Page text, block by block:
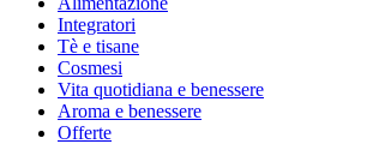
Integratori
Tè e tisane
Cosmesi
Vita quotidiana e benessere
Aroma e benessere
Offerte